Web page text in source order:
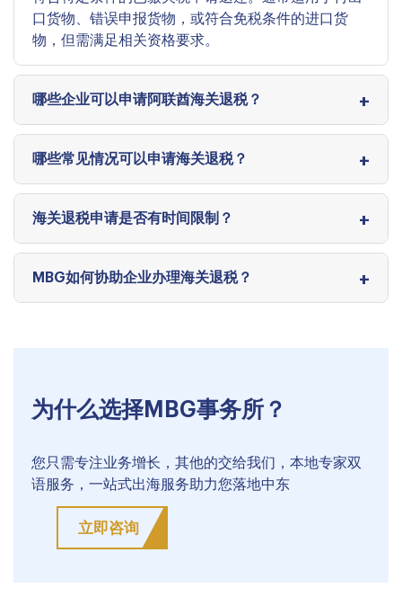
口货物、错误申报货物，或符合免税条件的进口货
物，但需满足相关资格要求。
哪些企业可以申请阿联酋海关退税？
哪些常见情况可以申请海关退税？
海关退税申请是否有时间限制？
MBG如何协助企业办理海关退税？
为什么选择MBG事务所？
您只需专注业务增长，其他的交给我们，本地专家双
语服务，一站式出海服务助力您落地中东
立即咨询